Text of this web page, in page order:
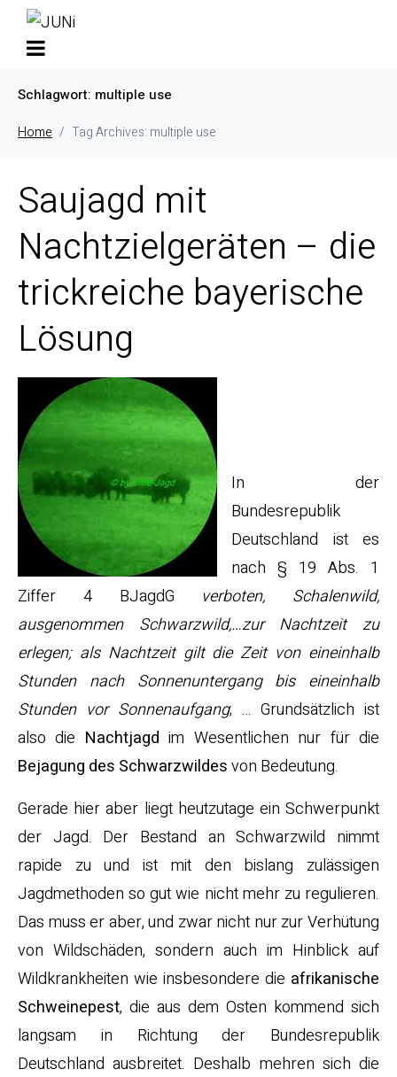
Schlagwort: multiple use
Home Tag Archives: multiple use
Saujagd mit
Nachtzielgeräten – die
trickreiche bayerische
Lösung
In der
Bundesrepublik
Deutschland ist es
nach § 19 Abs. 1
Ziffer 4 BJagdG verboten, Schalenwild,
ausgenommen Schwarzwild,…zur Nachtzeit zu
erlegen; als Nachtzeit gilt die Zeit von eineinhalb
Stunden nach Sonnenuntergang bis eineinhalb
Stunden vor Sonnenaufgang; … Grundsätzlich ist
also die Nachtjagd im Wesentlichen nur für die
Bejagung des Schwarzwildesvon Bedeutung.
Gerade hier aber liegt heutzutage ein Schwerpunkt
der Jagd. Der Bestand an Schwarzwild nimmt
rapide zu und ist mit den bislang zulässigen
Jagdmethoden so gut wie nicht mehr zu regulieren.
Das muss er aber, und zwar nicht nur zur Verhütung
von Wildschäden, sondern auch im Hinblick auf
Wildkrankheiten wie insbesondere die afrikanische
Schweinepest, die aus dem Osten kommend sich
langsam in Richtung der Bundesrepublik
Deutschland ausbreitet. Deshalb mehren sich die